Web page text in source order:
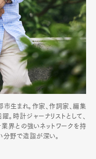
生まれ。作家、作詞家、編集
時計ジャーナリストとして、
界との強いネットワークを持
分野で造詣が深い。